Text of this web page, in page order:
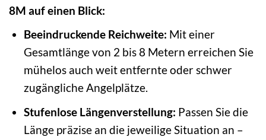
8M auf einen Blick:
Beeindruckende Reichweite: Mit einer
Gesamtlänge von 2 bis 8 Metern erreichen Sie
mühelos auch weit entfernte oder schwer
zugängliche Angelplätze.
Stufenlose Längenverstellung: Passen Sie die
Länge präzise an die jeweilige Situation an –